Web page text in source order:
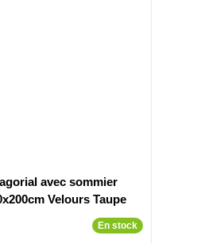
avec sommier
Velours Taupe
En stock